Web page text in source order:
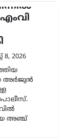
8, 2026